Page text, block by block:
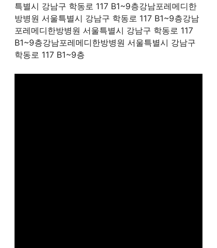
특별시 강남구 학동로 117 B1~9층강남포레메디한
방병원 서울특별시 강남구 학동로 117 B1~9층강남
포레메디한방병원 서울특별시 강남구 학동로 117
B1~9층강남포레메디한방병원 서울특별시 강남구
학동로 117 B1~9층